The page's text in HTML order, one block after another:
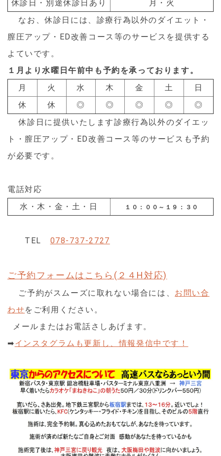
休診日・別途休診日あり
月・火
なお、休診日には、診療行為以外のダイエット・
膣圧アップ・ED改善コース等のサービスを提供する
よていです。
１月より水曜日午前中も予約を承っております。
月
火 水 木 金 土
日
休
休 ◎ ◎ ◎ ◎
◎
休診日に提供いたします診療行為以外のダイエッ
ト・膣圧アップ・ED改善コース等のサービスも予約
が必要です。
電話対応
水・木・金・土・日
１０：００～１９：３０
TEL 078-737-2727
ご予約フォームはこちら(２４H対応)
ご予約がスムーズに取れない場合には、 お問い合
わせをご利用ください。
メールまたはお電話さしあげます。
➡インスタグラムも更新し、情報発信中です！